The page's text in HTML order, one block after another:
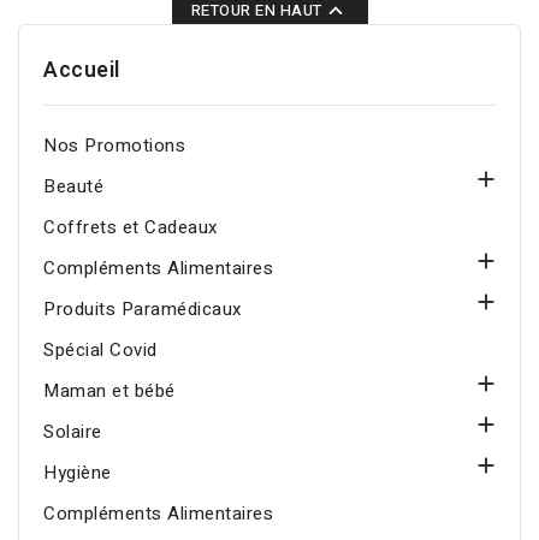
laisse la chevelure douce,
RETOUR EN HAUT 
Accueil
Nos Promotions
Beauté

Coffrets et Cadeaux
Compléments Alimentaires

Produits Paramédicaux

Spécial Covid
Maman et bébé

Solaire

Hygiène

Compléments Alimentaires